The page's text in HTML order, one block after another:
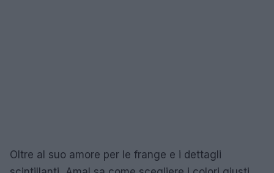
Oltre al suo amore per le frange e i dettagli